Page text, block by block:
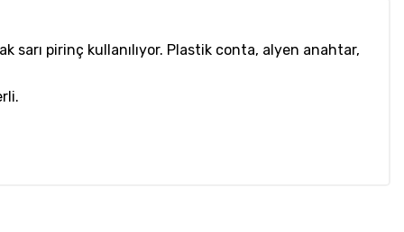
pirinç kullanılıyor. Plastik conta, alyen anahtar,